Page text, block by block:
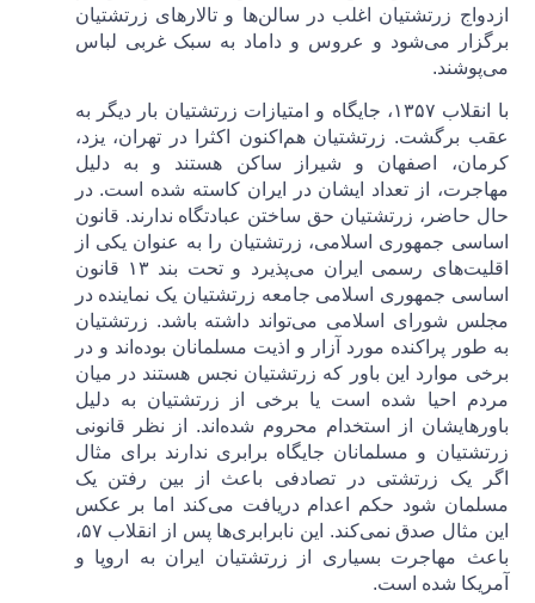
ازدواج‌ زرتشتیان اغلب در سالن‌ها و تالارهای زرتشتیان
برگزار می‌شود و عروس و داماد به سبک غربی لباس
می‌پوشند.
با انقلاب ۱۳۵۷، جایگاه و امتیازات زرتشتیان بار دیگر به
عقب برگشت. زرتشتیان هم‌اکنون اکثرا در تهران، یزد،
کرمان، اصفهان و شیراز ساکن هستند و به دلیل
مهاجرت، از تعداد ایشان در ایران کاسته شده است. در
حال حاضر، زرتشتیان حق ساختن عبادتگاه ندارند. قانون
اساسی جمهوری اسلامی، زرتشتیان را به عنوان یکی از
اقلیت‌های رسمی ایران می‌پذیرد و تحت بند ۱۳ قانون
اساسی جمهوری اسلامی جامعه زرتشتیان یک نماینده در
مجلس شورای اسلامی می‌تواند داشته باشد. زرتشتیان
به طور پراکنده مورد آزار و اذیت مسلمانان بوده‌اند و در
برخی موارد این باور که زرتشتیان نجس هستند در میان
مردم احیا شده است یا برخی از زرتشتیان به دلیل
باورهایشان از استخدام محروم شده‌اند. از نظر قانونی
زرتشتیان و مسلمانان جایگاه برابری ندارند برای مثال
اگر یک زرتشتی در تصادفی باعث از بین رفتن یک
مسلمان شود حکم اعدام دریافت می‌کند اما بر عکس
این مثال صدق نمی‌کند. این نابرابری‌ها پس از انقلاب ۵۷،
باعث مهاجرت بسیاری از زرتشتیان ایران به اروپا و
آمریکا شده است.